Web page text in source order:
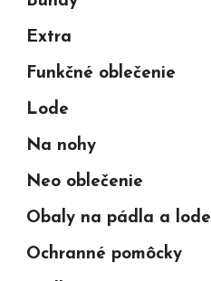
Extra
Funkčné oblečenie
Lode
Na nohy
Neo oblečenie
Obaly na pádla a lode
Ochranné pomôcky